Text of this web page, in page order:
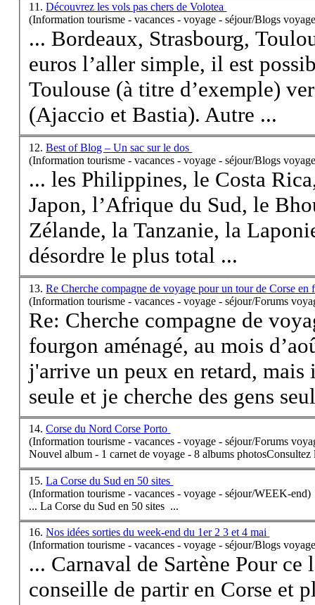
11.Découvrez les vols pas chers de Volotea
(Information tourisme - vacances - voyage - séjour/Blogs
... Bordeaux, Strasbourg,
euros l’aller simple, il est
Toulouse (à titre d’exemple)
(Ajaccio et Bastia). Autre ...
12.Best of Blog – Un sac sur le dos
(Information tourisme - vacances - voyage - séjour/Blogs
... les Philippines, le Costa
Japon, l’Afrique du Sud, le
Zélande, la Tanzanie, la
désordre le plus total ...
13.Re Cherche compagne de voyage pour un tour de Corse en
(Information tourisme - vacances - voyage - séjour/Forums
Re: Cherche compagne de
fourgon aménagé, au mois d’août Bonjour! Je
j'arrive un peux en retard, mais
seule et je cherche des gens
14.Corse du Nord Corse Porto
(Information tourisme - vacances - voyage - séjour/Forums
Nouvel album - 1 carnet de voyage - 8 albums
15.La Corse du Sud en 50 sites
(Information tourisme - vacances - voyage - séjour/WEEK-end)
... LaCorse du Sud en 50 sites ...
16.Nos idées sorties du week-end du 1er 2 3 et 4 mai
(Information tourisme - vacances - voyage - séjour/Blogs
... Carnaval de Sartène Pour
conseille de partir en Corse et